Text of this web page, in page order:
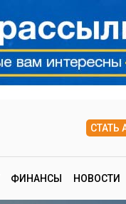
СТАТЬ
ФИНАНСЫ НОВОСТИ